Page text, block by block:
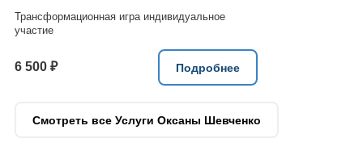
Трансформационная игра индивидуальное
участие
6 500 ₽ Подробнее
Смотреть все Услуги Оксаны Шевченко